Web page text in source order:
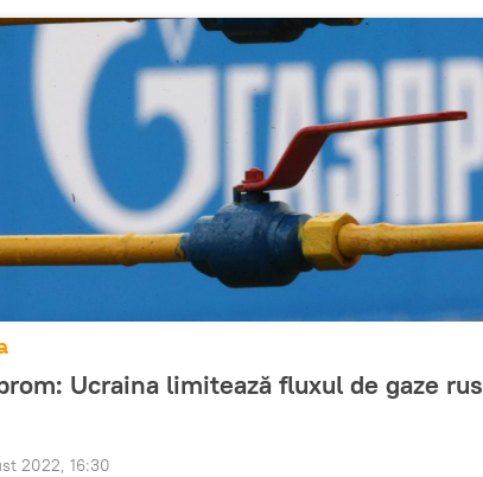
Ucraina limitează fluxul de gaze
2022, 16:30